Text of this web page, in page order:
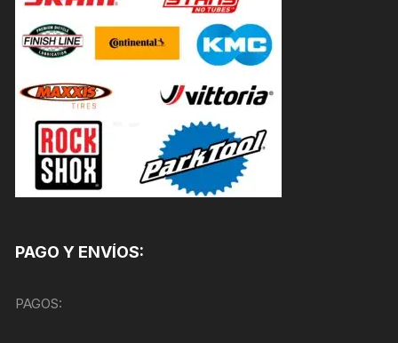
PAGO Y ENVÍOS:
PAGOS: